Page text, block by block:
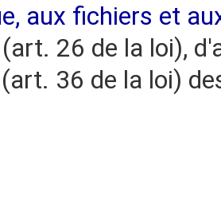
aux fichiers et
26 de la loi),
36 de la loi)